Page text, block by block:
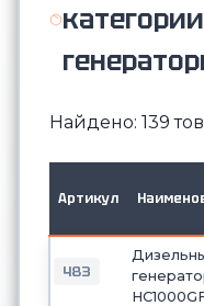
Найдено: 139
Артикул
483